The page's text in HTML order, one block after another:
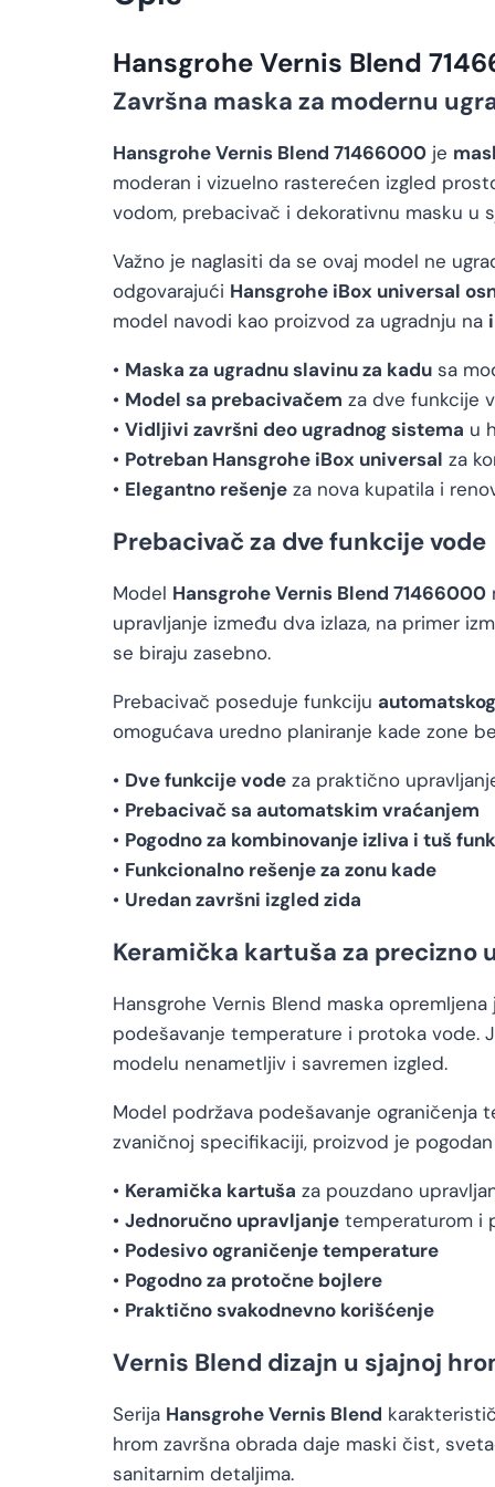
Hansgrohe Vernis Blend
Završna maska za modernu
Hansgrohe Vernis Blend 71466000 je
moderan i vizuelno rasterećen izgled
vodom, prebacivač i dekorativnu masku u
Važno je naglasiti da se ovaj model ne
odgovarajući Hansgrohe iBox universal
model navodi kao proizvod za ugradnju na
• Maska za ugradnu slavinu za kadu sa
• Model sa prebacivačem za dve funkcije
• Vidljivi završni deo ugradnog sistema u
• Potreban Hansgrohe iBox universal za
• Elegantno rešenje za nova kupatila i
Prebacivač za dve funkcije vode
Model Hansgrohe Vernis Blend 71466000
upravljanje između dva izlaza, na primer
se biraju zasebno.
Prebacivač poseduje funkciju
omogućava uredno planiranje kade zone
• Dve funkcije vode za praktično
• Prebacivač sa automatskim vraćanjem
• Pogodno za kombinovanje izliva i tuš
• Funkcionalno rešenje za zonu kade
• Uredan završni izgled zida
Keramička kartuša za precizno
Hansgrohe Vernis Blend maska
podešavanje temperature i protoka vode.
modelu nenametljiv i savremen izgled.
Model podržava podešavanje ograničenja
zvaničnoj specifikaciji, proizvod je
• Keramička kartuša za pouzdano
• Jednoručno upravljanje temperaturom i
• Podesivo ograničenje temperature
• Pogodno za protočne bojlere
• Praktično svakodnevno korišćenje
Vernis Blend dizajn u sjajnoj
Serija Hansgrohe Vernis Blend
hrom završna obrada daje maski čist,
sanitarnim detaljima.